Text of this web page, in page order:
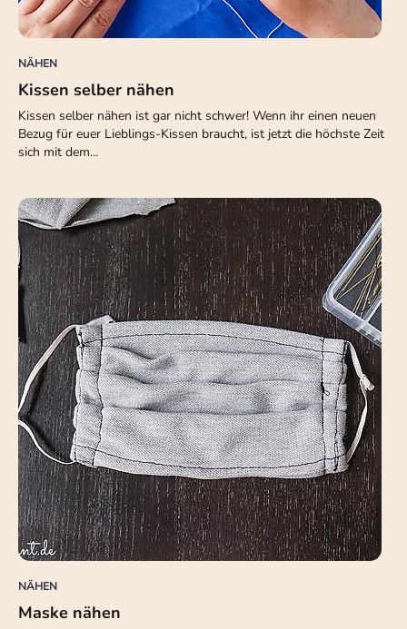
NÄHEN
Kissen selber nähen
Kissen selber nähen ist gar nicht schwer! Wenn ihr einen neuen
Bezug für euer Lieblings-Kissen braucht, ist jetzt die höchste Zeit
sich mit dem…
NÄHEN
Maske nähen